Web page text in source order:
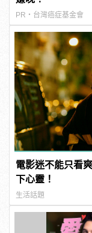
PR・台灣癌症基金會
電影迷不能只看
下心靈！
生活話題